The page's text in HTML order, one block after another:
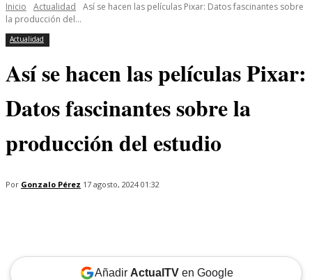
Inicio Actualidad
Así se hacen las películas Pixar: Datos fascinantes sobre
la producción del...
Actualidad
Así se hacen las películas Pixar:
Datos fascinantes sobre la
producción del estudio
Por Gonzalo Pérez 17 agosto, 2024 01:32
Añadir ActualTVen Google